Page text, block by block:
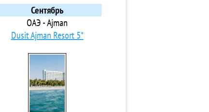
Сентябрь
ОАЭ - Ajman
Dusit Ajman Resort 5*